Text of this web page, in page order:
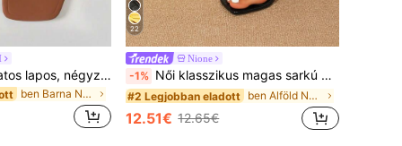
MICCOM Női divatos lapos, négyzet toesű, nyitott orrú papucs, tavasz/nyár új sokoldalú szandál
ben Barna Női Papucsok
22
Nione
-1% Női klasszikus magas sarkú papucs, egyszerű és elegáns színbloxkolt magas sarkú szandál, nyári tündér stílusú tűsaru pántos papucs, toe-split szandál, strandi nyaralási divatos keresztpántos női cipő, irodai, otthoni és kültéri használatra, négyzet alakú orr, stílusos és egyedi, tűsaru eleganciát ad, kényelmes és divatos, chic és elegáns
#2 Legjobban eladott ben Alföld Női sarkú szandál
12.51€ 12.65€